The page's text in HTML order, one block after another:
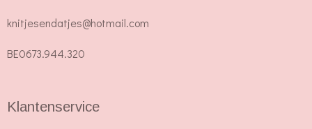
knitjesendatjes@hotmail.com
BE0673.944.320
Klantenservice